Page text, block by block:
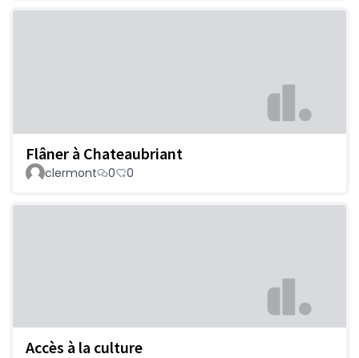
Flâner à Chateaubriant
clermont 0 0
Accès à la culture